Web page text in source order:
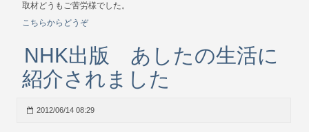
取材どうもご苦労様でした。
こちらからどうぞ
NHK出版 あしたの生活に
紹介されました
2012/06/14 08:29